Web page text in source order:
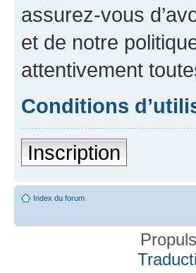
assurez-vous
et de notre
attentivement
Conditions
Inscription
Index du forum